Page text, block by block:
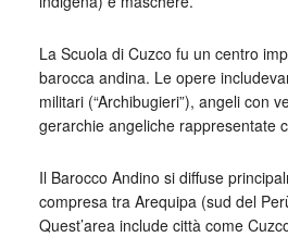
La Scuola di Cuzco fu un centro
barocca andina. Le opere
militari (“Archibugieri”), angeli con
gerarchie angeliche rappresentate
Il Barocco Andino si diffuse
compresa tra Arequipa (sud del
Quest’area include città come